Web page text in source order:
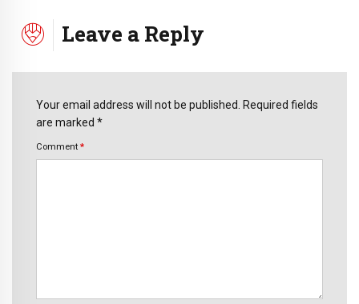
Leave a Reply
Your email address will not be published. Required fields
are marked *
Comment *